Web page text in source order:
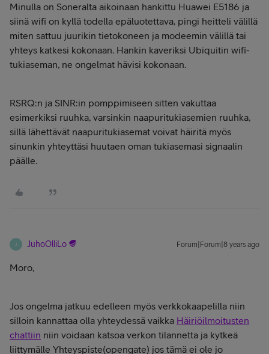
Minulla on Soneralta aikoinaan hankittu Huawei E5186 ja
siinä wifi on kyllä todella epäluotettava, pingi heitteli välillä
miten sattuu juurikin tietokoneen ja modeemin välillä tai
yhteys katkesi kokonaan. Hankin kaveriksi Ubiquitin wifi-
tukiaseman, ne ongelmat hävisi kokonaan.
RSRQ:n ja SINR:in pomppimiseen sitten vakuttaa
esimerkiksi ruuhka, varsinkin naapuritukiasemien ruuhka,
sillä lähettävät naapuritukiasemat voivat häiritä myös
sinunkin yhteyttäsi huutaen oman tukiasemasi signaalin
päälle.
J JuhoOlliLo Forum|Forum|8 years ago
Moro,
Jos ongelma jatkuu edelleen myös verkkokaapelilla niin
silloin kannattaa olla yhteydessä vaikka Häiriöilmoitusten
chattiin niin voidaan katsoa verkon tilannetta ja kytkeä
liittymälle Yhteyspiste(opengate) jos tämä ei ole jo